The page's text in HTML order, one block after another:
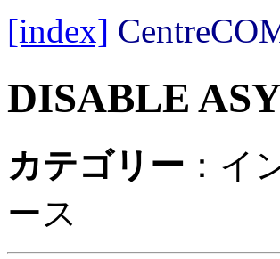
[index]
DISABLE
カテゴリー ：イ
ース